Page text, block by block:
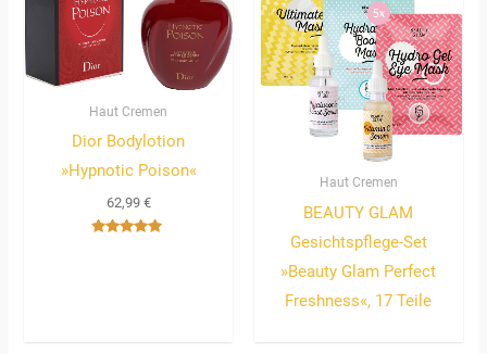
Haut Cremen
Dior Bodylotion
»Hypnotic Poison«
62,99 €
Haut Cremen
BEAUTY GLAM
Gesichtspflege-Set
»Beauty Glam Perfect
Freshness«, 17 Teile